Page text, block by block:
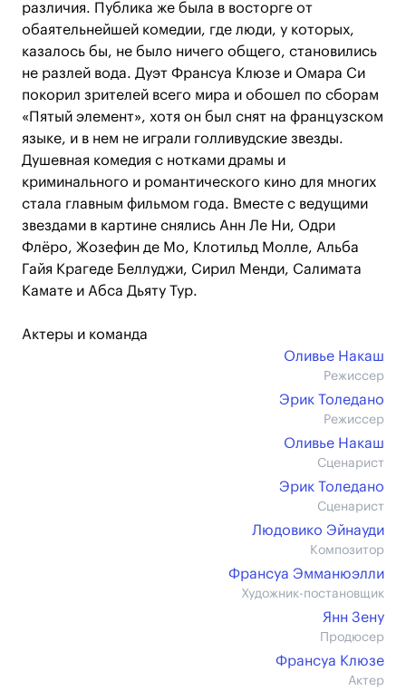
различия. Публика же была в восторге от
обаятельнейшей комедии, где люди, у которых,
казалось бы, не было ничего общего, становились
не разлей вода. Дуэт Франсуа Клюзе и Омара Си
покорил зрителей всего мира и обошел по сборам
«Пятый элемент», хотя он был снят на французском
языке, и в нем не играли голливудские звезды.
Душевная комедия с нотками драмы и
криминального и романтического кино для многих
стала главным фильмом года. Вместе с ведущими
звездами в картине снялись Анн Ле Ни, Одри
Флёро, Жозефин де Мо, Клотильд Молле, Альба
Гайя Крагеде Беллуджи, Сирил Менди, Салимата
Камате и Абса Дьяту Тур.
Актеры и команда
Оливье Накаш
Режиссер
Эрик Толедано
Режиссер
Оливье Накаш
Сценарист
Эрик Толедано
Сценарист
Людовико Эйнауди
Композитор
Франсуа Эмманюэлли
Художник-постановщик
Янн Зену
Продюсер
Франсуа Клюзе
Актер